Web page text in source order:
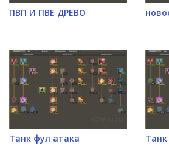
ПВП И ПВЕ ДРЕВО
Танк фул атака